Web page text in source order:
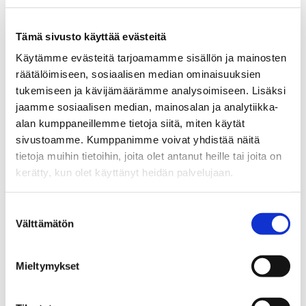
Tämä sivusto käyttää evästeitä
Käytämme evästeitä tarjoamamme sisällön ja mainosten
räätälöimiseen, sosiaalisen median ominaisuuksien
tukemiseen ja kävijämäärämme analysoimiseen. Lisäksi
jaamme sosiaalisen median, mainosalan ja analytiikka-
alan kumppaneillemme tietoja siitä, miten käytät
sivustoamme. Kumppanimme voivat yhdistää näitä
tietoja muihin tietoihin, joita olet antanut heille tai joita on
kerätty, kun olet käyttänyt heidän palvelujaan.
valinta
Välttämätön
Mieltymykset
Vaikuttavuussäätiön rahoitusta.
Image
Vaikuttavuussäätiön Petro Poutanen kertoi,
tieteellistä tutkimusta ja yrityksissä